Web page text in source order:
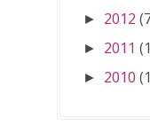
► 2012
► 2011
► 2010